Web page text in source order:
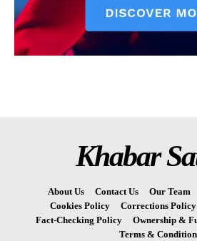
Khabar
About Us Contact Us Our Team
Cookies Policy
Corrections Policy
Fact-Checking Policy
Ownership &
Terms &